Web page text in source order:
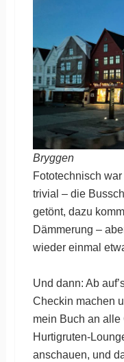
Bryggen
Fototechnisch
trivial – die
getönt, dazu
Dämmerung –
wieder einmal
Und dann: Ab
Checkin machen
mein Buch an alle
Hurtigruten-
anschauen, und